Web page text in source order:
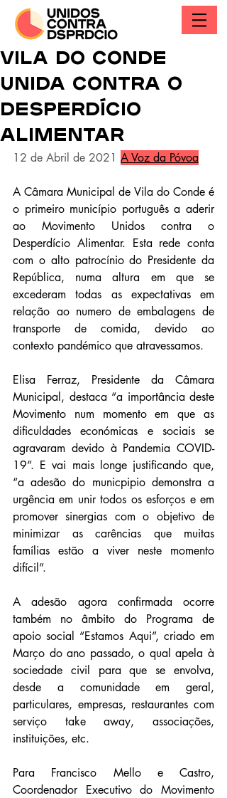
VILA DO CONDE
UNIDA CONTRA O
DESPERDÍCIO
ALIMENTAR
12 de Abril de 2021 A Voz da Póvoa
A Câmara Municipal de Vila do Conde é
o primeiro município português a aderir
ao Movimento Unidos contra o
Desperdício Alimentar. Esta rede conta
com o alto patrocínio do Presidente da
República, numa altura em que se
excederam todas as expectativas em
relação ao numero de embalagens de
transporte de comida, devido ao
contexto pandémico que atravessamos.
Elisa Ferraz, Presidente da Câmara
Municipal, destaca “a importância deste
Movimento num momento em que as
dificuldades económicas e sociais se
agravaram devido à Pandemia COVID-
19”. E vai mais longe justificando que,
“a adesão do municpipio demonstra a
urgência em unir todos os esforços e em
promover sinergias com o objetivo de
minimizar as carências que muitas
famílias estão a viver neste momento
difícil”.
A adesão agora confirmada ocorre
também no âmbito do Programa de
apoio social “Estamos Aqui”, criado em
Março do ano passado, o qual apela à
sociedade civil para que se envolva,
desde a comunidade em geral,
particulares, empresas, restaurantes com
serviço take away, associações,
instituições, etc.
Para Francisco Mello e Castro,
Coordenador Executivo do Movimento